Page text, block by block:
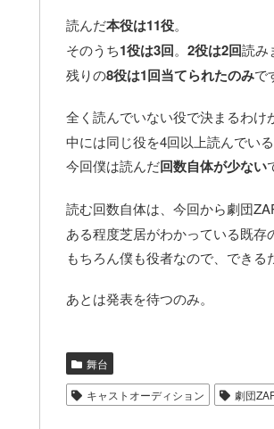
読んだ本役は11役。
そのうち1役は3回。 2役は2回読み
残りの8役は1回当てられたのみで
全く読んでいない役で決まるわ
中には同じ役を4回以上読んでい
今回僕は読んだ回数自体が少ない
読む回数自体は、今回から劇団
ある程度芝居がわかっている既存
もちろん僕も役者なので、できる
あとは発表を待つのみ。
舞台
キャストオーディション 劇団